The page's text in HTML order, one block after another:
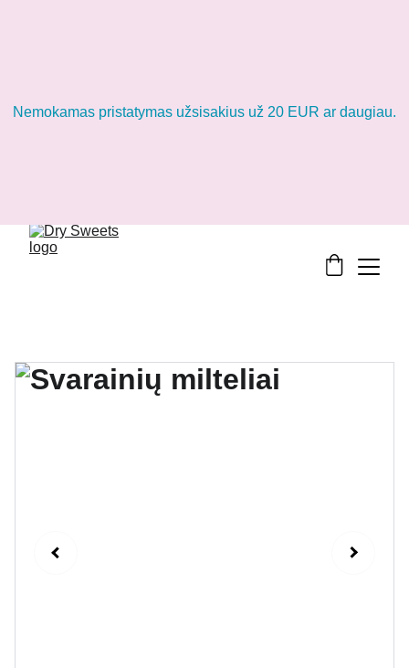
Nemokamas pristatymas užsisakius už 20 EUR ar daugiau.